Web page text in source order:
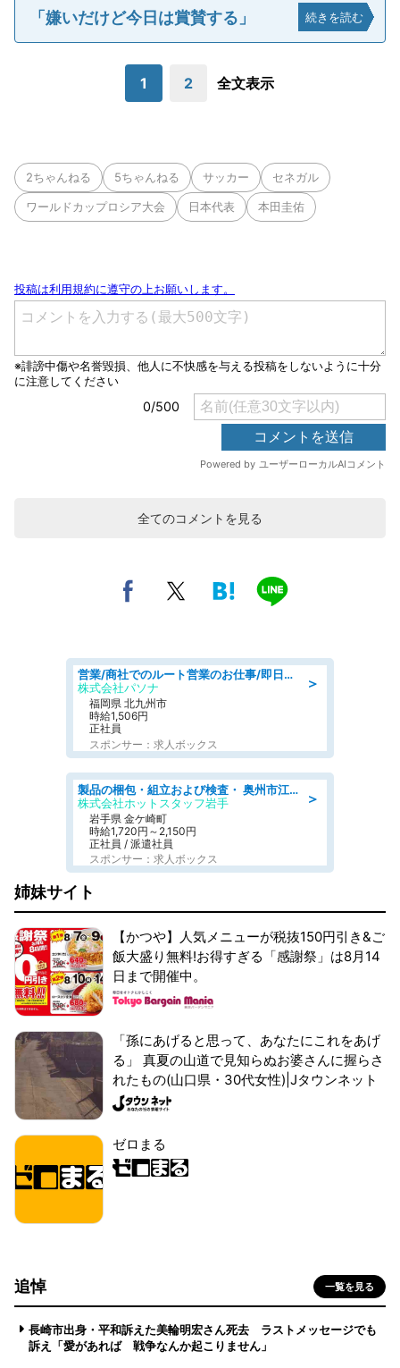
「嫌いだけど今日は賞賛する」 続きを読む
1 2 全文表示
2ちゃんねる 5ちゃんねる サッカー セネガル
ワールドカップロシア大会 日本代表 本田圭佑
全てのコメントを見る
＞
営業/商社でのルート営業のお仕事/即日勤務可/車通勤可/営業
株式会社パソナ
福岡県 北九州市
時給1,506円
正社員
スポンサー：求人ボックス
＞
製品の梱包・組立および検査・ 奥州市江刺/大手企業で長期安定 梱包・検査・組立/半年経過毎に5万円の報奨金有
株式会社ホットスタッフ岩手
岩手県 金ケ崎町
時給1,720円～2,150円
正社員 / 派遣社員
スポンサー：求人ボックス
姉妹サイト
【かつや】人気メニューが税抜150円引き&ご
飯大盛り無料!お得すぎる「感謝祭」は8月14
日まで開催中。
「孫にあげると思って、あなたにこれをあげ
る」 真夏の山道で見知らぬお婆さんに握らさ
れたもの(山口県・30代女性)|Jタウンネット
ゼロまる
追悼 一覧を見る
長崎市出身・平和訴えた美輪明宏さん死去 ラストメッセージでも
訴え「愛があれば 戦争なんか起こりません」